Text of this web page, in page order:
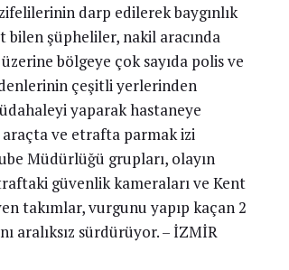
darp edilerek baygınlık
bilen şüpheliler, nakil aracında
bölgeye çok sayıda polis ve
çeşitli yerlerinden
yaparak hastaneye
araçta ve etrafta parmak izi
Müdürlüğü grupları, olayın
güvenlik kameraları ve Kent
takımlar, vurgunu yapıp kaçan 2
aralıksız sürdürüyor. – İZMİR